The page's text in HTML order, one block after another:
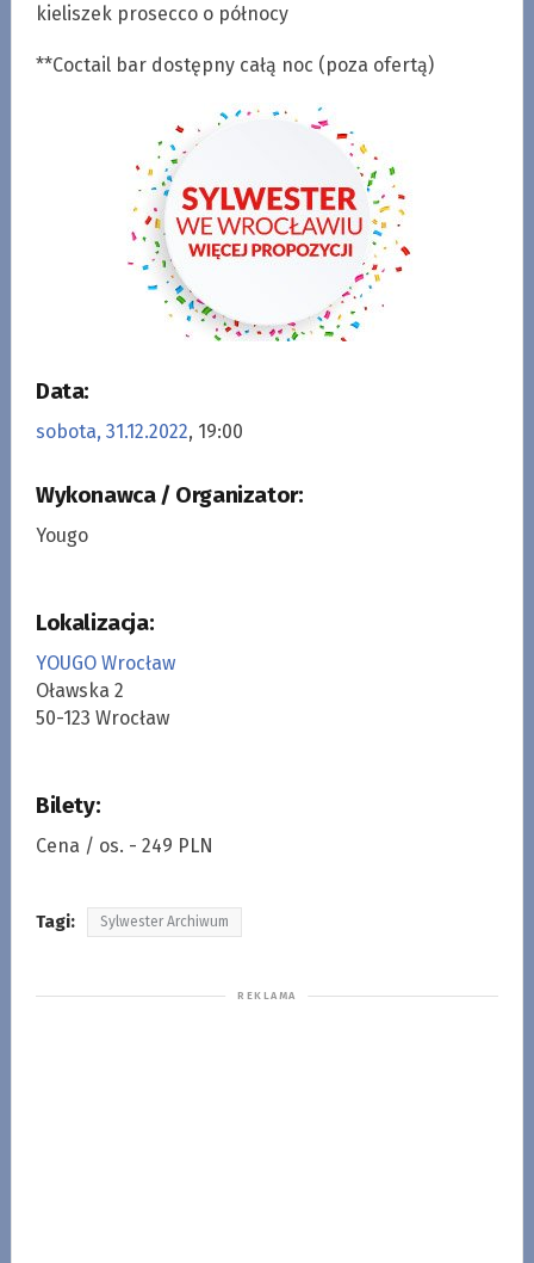
kieliszek prosecco o północy
**Coctail bar dostępny całą noc (poza ofertą)
Data:
sobota, 31.12.2022, 19:00
Wykonawca / Organizator:
Yougo
Lokalizacja:
YOUGO Wrocław
Oławska 2
50-123 Wrocław
Bilety:
Cena / os. - 249 PLN
Tagi: Sylwester Archiwum